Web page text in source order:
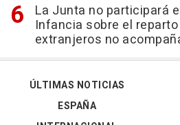
La Junta no participará
Infancia sobre el
extranjeros no
ÚLTIMAS NOTICIAS
ESPAÑA